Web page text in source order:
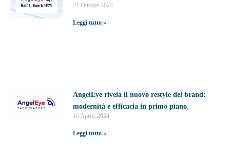
21 Ottobre 2024
Leggi tutto »
AngelEye rivela il nuovo restyle del brand:
modernità e efficacia in primo piano.
16 Aprile 2024
Leggi tutto »